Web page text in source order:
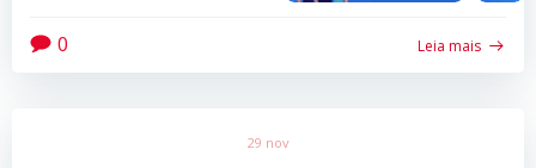
0 Leia mais
29 nov